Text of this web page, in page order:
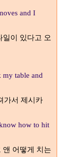
and I
일이 있다고 오
table and
가서 제시카
how to hit
앤 어떻게 치는